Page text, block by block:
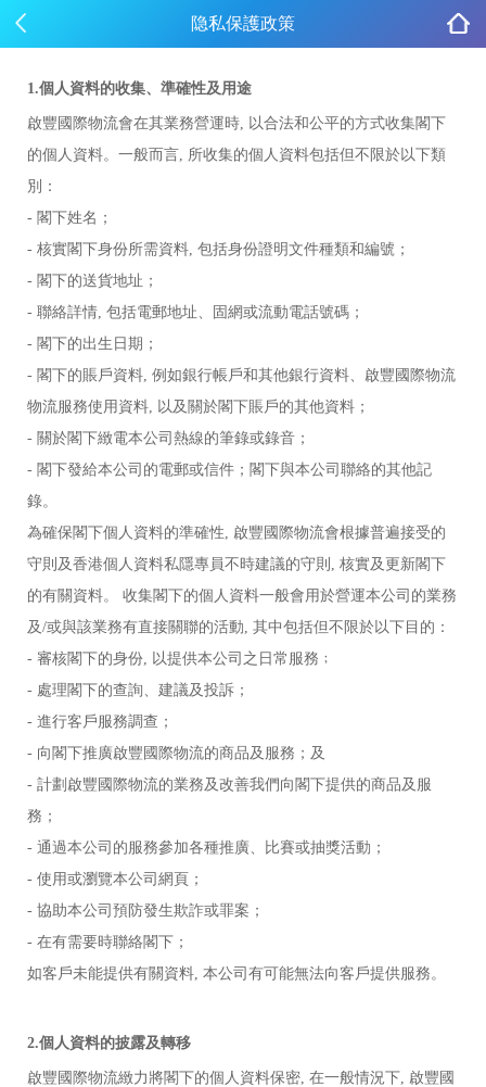
隐私保護政策
1.個人資料的收集、準確性及用途
啟豐國際物流會在其業務營運時, 以合法和公平的方式收集閣下
的個人資料。一般而言, 所收集的個人資料包括但不限於以下類
別：
- 閣下姓名；
- 核實閣下身份所需資料, 包括身份證明文件種類和編號；
- 閣下的送貨地址；
- 聯絡詳情, 包括電郵地址、固網或流動電話號碼；
- 閣下的出生日期；
- 閣下的賬戶資料, 例如銀行帳戶和其他銀行資料、 啟豐國際物流
物流服務使用資料, 以及關於閣下賬戶的其他資料；
- 關於閣下緻電本公司熱線的筆錄或錄音；
- 閣下發給本公司的電郵或信件；閣下與本公司聯絡的其他記
錄。
為確保閣下個人資料的準確性, 啟豐國際物流會根據普遍接受的
守則及香港個人資料私隱專員不時建議的守則 , 核實及更新閣下
的有關資料。 收集閣下的個人資料一般會用於營運本公司 的業務
及/或與該業務有直接關聯的活動, 其中包括但不限於以下目的：
- 審核閣下的身份, 以提供本公司之日常服務﹔
- 處理閣下的查詢、建議及投訴；
- 進行客戶服務調查；
- 向閣下推廣啟豐國際物流的商品及服務；及
- 計劃 啟豐國際物流的業務及改善我們向閣下提供的商品及服
務；
- 通過本公司的服務參加各種推廣、比賽或抽獎活動；
- 使用或瀏覽本公司網頁；
- 協助本公司預防發生欺詐或罪案；
- 在有需要時聯絡閣下；
如客戶未能提供有關資料, 本公司有可能無法向客戶提供服務。
2.個人資料的披露及轉移
啟豐國際物流緻力將閣下的個人資料保密, 在一般情況下, 啟豐國